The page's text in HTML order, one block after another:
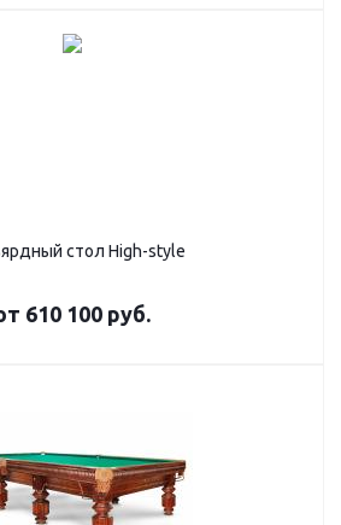
стол High-style
610 100 руб.